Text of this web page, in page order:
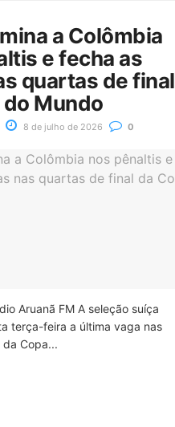
a Colômbia
e fecha as
quartas de final
do Mundo
8 de julho de 2026 0
Aruanã FM A seleção suíça
terça-feira a última vaga nas
Copa...